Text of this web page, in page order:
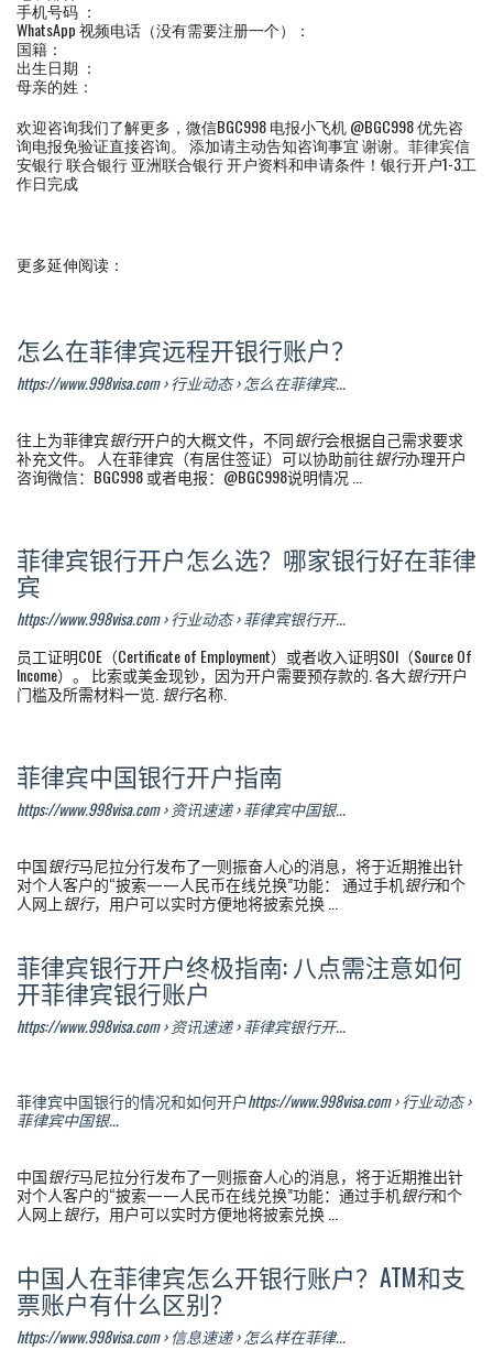
手机号码 ：
WhatsApp 视频电话（没有需要注册一个）：
国籍：
出生日期 ：
母亲的姓：
欢迎咨询我们了解更多，微信BGC998 电报小飞机 @BGC998 优先咨
询电报免验证直接咨询。 添加请主动告知咨询事宜 谢谢。菲律宾信
安银行 联合银行 亚洲联合银行 开户资料和申请条件！银行开户1-3工
作日完成
更多延伸阅读：
怎么在菲律宾远程开银行账户？
https://www.998visa.com › 行业动态 › 怎么在菲律宾...
往上为菲律宾银行开户的大概文件，不同银行会根据自己需求要求
补充文件。 人在菲律宾（有居住签证）可以协助前往银行办理开户
咨询微信：BGC998 或者电报：@BGC998说明情况 ...
菲律宾银行开户怎么选？哪家银行好在菲律
宾
https://www.998visa.com › 行业动态 › 菲律宾银行开...
员工证明COE（Certificate of Employment）或者收入证明SOI（Source Of
Income）。 比索或美金现钞，因为开户需要预存款的. 各大银行开户
门槛及所需材料一览. 银行名称.
菲律宾中国银行开户指南
https://www.998visa.com › 资讯速递 › 菲律宾中国银...
中国银行马尼拉分行发布了一则振奋人心的消息，将于近期推出针
对个人客户的“披索——人民币在线兑换”功能： 通过手机银行和个
人网上银行，用户可以实时方便地将披索兑换 ...
菲律宾银行开户终极指南: 八点需注意如何
开菲律宾银行账户
https://www.998visa.com › 资讯速递 › 菲律宾银行开...
菲律宾中国银行的情况和如何开户https://www.998visa.com › 行业动态 ›
菲律宾中国银...
中国银行马尼拉分行发布了一则振奋人心的消息，将于近期推出针
对个人客户的“披索——人民币在线兑换”功能：通过手机银行和个
人网上银行，用户可以实时方便地将披索兑换 ...
中国人在菲律宾怎么开银行账户？ATM和支
票账户有什么区别？
https://www.998visa.com › 信息速递 › 怎么样在菲律...